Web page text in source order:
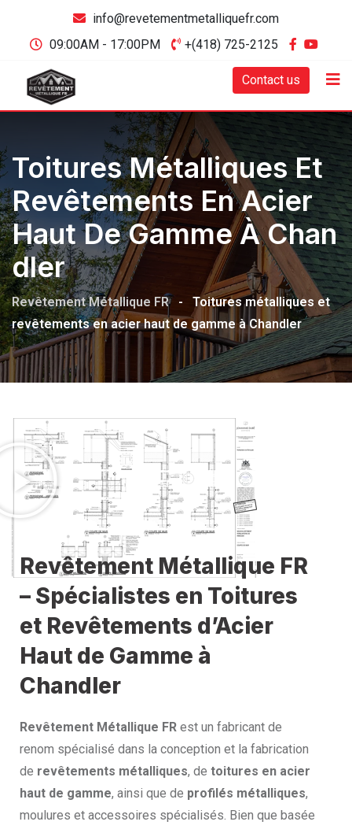
info@revetementmetalliquefr.com
09:00AM - 17:00PM
+(418) 725-2125
Contact us
Toitures Métalliques Et
Revêtements En Acier
Haut De Gamme À Chan
Dler
Revêtement Métallique FR -
Toitures métalliques et
revêtements en acier haut de gamme à Chandler
Revêtement Métallique FR
– Spécialistes en Toitures
et Revêtements d’Acier
Haut de Gamme à
Chandler
Revêtement Métallique FR est un fabricant de
renom spécialisé dans la conception et la fabrication
de revêtements métalliques, de toitures en acier
haut de gamme, ainsi que de profilés métalliques,
moulures et accessoires spécialisés. Bien que basée